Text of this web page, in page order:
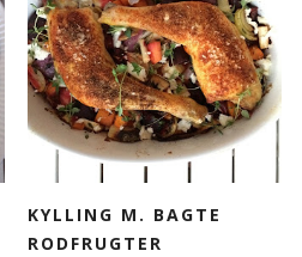
KYLLING M. BAGTE
RODFRUGTER